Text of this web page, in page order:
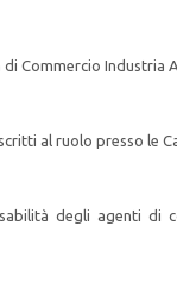
Commercio Industria
al ruolo presso le
degli agenti di